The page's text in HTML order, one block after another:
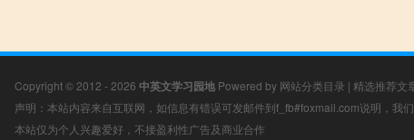
Copyright © 2012 - 2026 中英文学习园地 Powered by 网站分类目录 | 精选推荐文
声明：本站内容来自互联网，如信息有错误可发邮件到f_fb#foxmail.com说明，我
本站仅为个人兴趣爱好，不接盈利性广告及商业合作